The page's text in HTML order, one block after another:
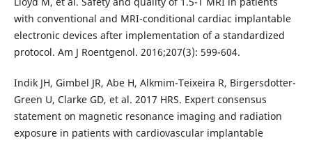
with conventional and MRI-conditional cardiac implantable
electronic devices after implementation of a standardized
protocol. Am J Roentgenol. 2016;207(3): 599-604.
Indik JH, Gimbel JR, Abe H, Alkmim-Teixeira R, Birgersdotter-
Green U, Clarke GD, et al. 2017 HRS. Expert consensus
statement on magnetic resonance imaging and radiation
exposure in patients with cardiovascular implantable